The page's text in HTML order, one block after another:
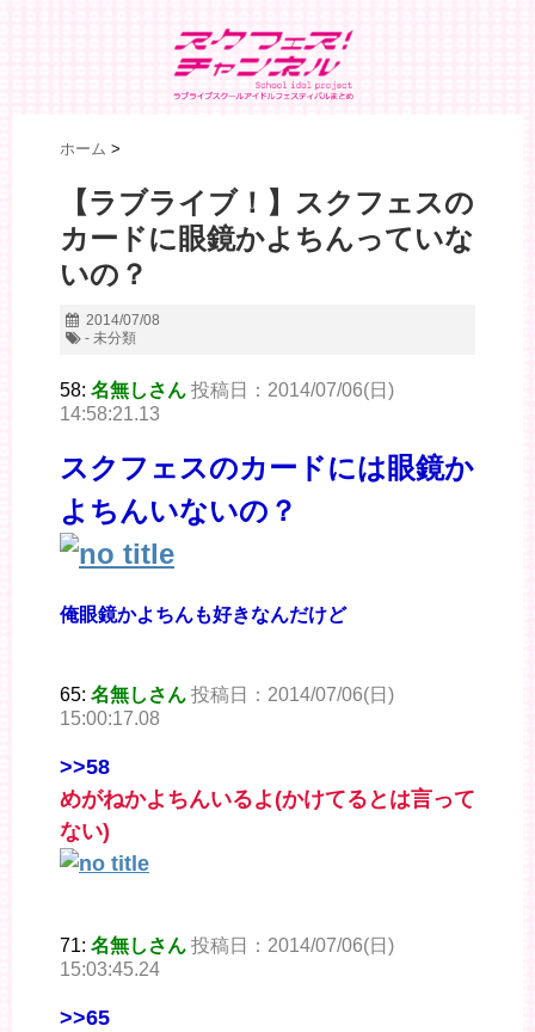
ホーム >
【ラブライブ！】スクフェスの
カードに眼鏡かよちんっていな
いの？
2014/07/08
- 未分類
58: 名無しさん 投稿日：2014/07/06(日)
14:58:21.13
スクフェスのカードには眼鏡か
よちんいないの？
俺眼鏡かよちんも好きなんだけど
65: 名無しさん 投稿日：2014/07/06(日)
15:00:17.08
>>58
めがねかよちんいるよ(かけてるとは言って
ない)
71: 名無しさん 投稿日：2014/07/06(日)
15:03:45.24
>>65